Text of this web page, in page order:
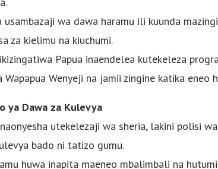
usambazaji wa dawa haramu ili kuunda
za kielimu na kiuchumi.
Papua inaendelea kutekeleza
Wapapua Wenyeji na jamii zingine katika eneo
ya Dawa za Kulevya
utekelezaji wa sheria, lakini polisi
bado ni tatizo gumu.
huwa inapita maeneo mbalimbali na